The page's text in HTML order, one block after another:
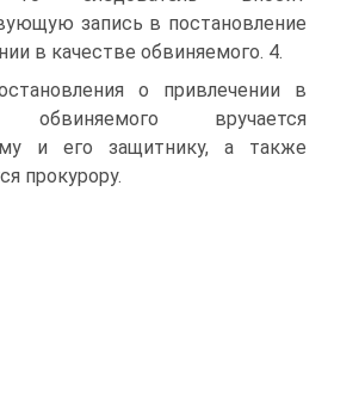
запись в постановление
в качестве обвиняемого. 4.
о привлечении в
обвиняемого вручается
и его защитнику, а также
прокурору.